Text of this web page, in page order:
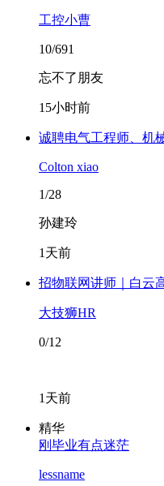
工控小曹
10/691
忘不了朋友
15小时前
诚聘电气工程师、机
Colton xiao
1/28
孙建玲
1天前
招物联网讲师｜白云
大技狮HR
0/12
1天前
精华
刚毕业有点迷茫
lessname